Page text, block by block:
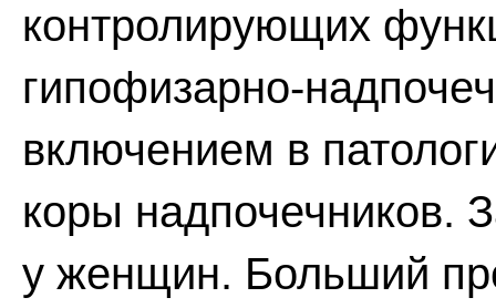
контролирующих
гипофизарно-
включением в
коры надпочечников.
у женщин. Больший